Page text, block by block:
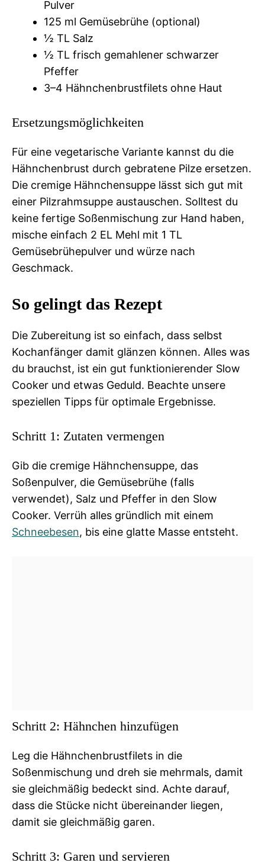
Pulver
125 ml Gemüsebrühe (optional)
½ TL Salz
½ TL frisch gemahlener schwarzer
Pfeffer
3–4 Hähnchenbrustfilets ohne Haut
Ersetzungsmöglichkeiten
Für eine vegetarische Variante kannst du die
Hähnchenbrust durch gebratene Pilze ersetzen.
Die cremige Hähnchensuppe lässt sich gut mit
einer Pilzrahmsuppe austauschen. Solltest du
keine fertige Soßenmischung zur Hand haben,
mische einfach 2 EL Mehl mit 1 TL
Gemüsebrühepulver und würze nach
Geschmack.
So gelingt das Rezept
Die Zubereitung ist so einfach, dass selbst
Kochanfänger damit glänzen können. Alles was
du brauchst, ist ein gut funktionierender Slow
Cooker und etwas Geduld. Beachte unsere
speziellen Tipps für optimale Ergebnisse.
Schritt 1: Zutaten vermengen
Gib die cremige Hähnchensuppe, das
Soßenpulver, die Gemüsebrühe (falls
verwendet), Salz und Pfeffer in den Slow
Cooker. Verrüh alles gründlich mit einem
Schneebesen, bis eine glatte Masse entsteht.
Schritt 2: Hähnchen hinzufügen
Leg die Hähnchenbrustfilets in die
Soßenmischung und dreh sie mehrmals, damit
sie gleichmäßig bedeckt sind. Achte darauf,
dass die Stücke nicht übereinander liegen,
damit sie gleichmäßig garen.
Schritt 3: Garen und servieren